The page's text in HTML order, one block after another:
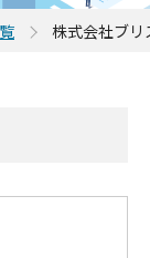
株式会社ブリ